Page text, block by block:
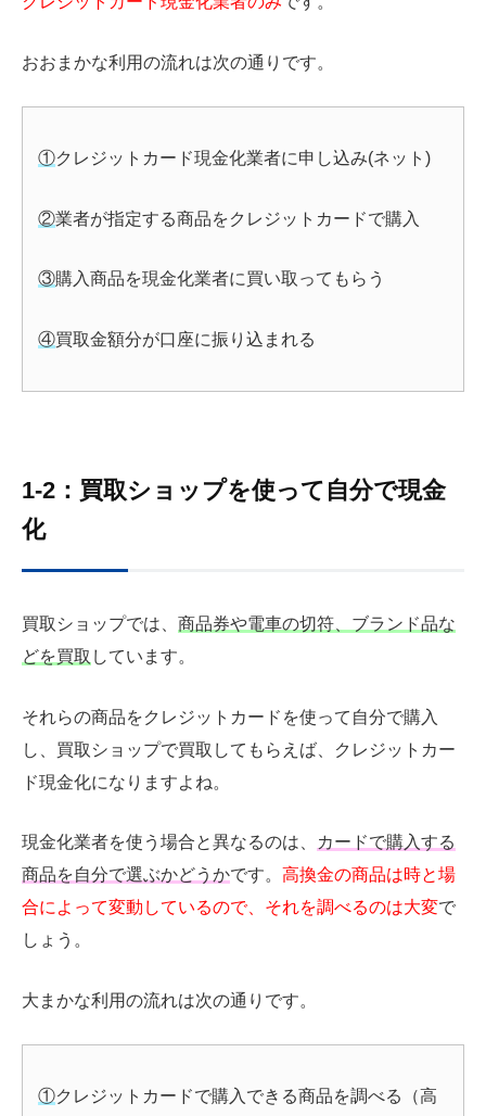
おおまかな利用の流れは次の通りです。
①クレジットカード現金化業者に申し込み(ネット)
②業者が指定する商品をクレジットカードで購入
③購入商品を現金化業者に買い取ってもらう
④買取金額分が口座に振り込まれる
1-2：買取ショップを使って自分で現金
化
買取ショップでは、 商品券や電車の切符、ブランド品な
どを買取 しています。
それらの商品をクレジットカードを使って自分で購入
し、買取ショップで買取してもらえば、クレジットカー
ド現金化になりますよね。
現金化業者を使う場合と異なるのは、
カードで購入する
商品を自分で選ぶかどうかです。 高換金の商品は時と場
合によって変動しているので、それを調べるのは大変で
しょう。
大まかな利用の流れは次の通りです。
①クレジットカードで購入できる商品を調べる（高